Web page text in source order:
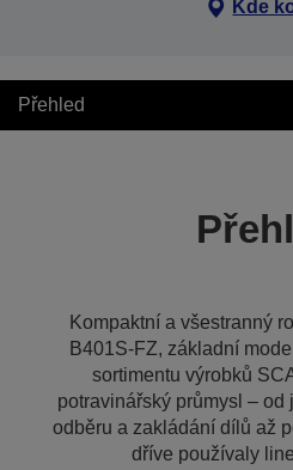
Kde
Přehled
Kompaktní a všestranný
B401S-FZ, základní
sortimentu výrobků
potravinářský průmysl –
odběru a zakládání dílů až
dříve používaly